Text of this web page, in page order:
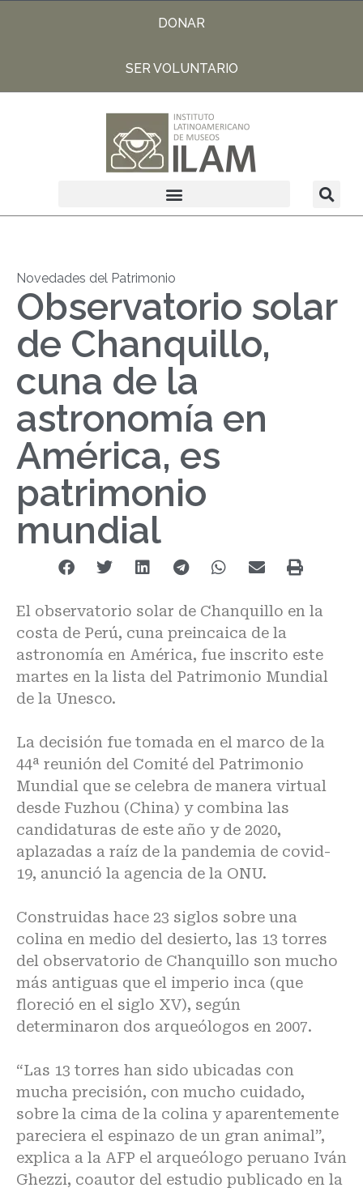
DONAR
SER VOLUNTARIO
Novedades del Patrimonio
Observatorio solar
de Chanquillo,
cuna de la
astronomía en
América, es
patrimonio
mundial
El observatorio solar de Chanquillo en la
costa de Perú, cuna preincaica de la
astronomía en América, fue inscrito este
martes en la lista del Patrimonio Mundial
de la Unesco.
La decisión fue tomada en el marco de la
44ª reunión del Comité del Patrimonio
Mundial que se celebra de manera virtual
desde Fuzhou (China) y combina las
candidaturas de este año y de 2020,
aplazadas a raíz de la pandemia de covid-
19, anunció la agencia de la ONU.
Construidas hace 23 siglos sobre una
colina en medio del desierto, las 13 torres
del observatorio de Chanquillo son mucho
más antiguas que el imperio inca (que
floreció en el siglo XV), según
determinaron dos arqueólogos en 2007.
“Las 13 torres han sido ubicadas con
mucha precisión, con mucho cuidado,
sobre la cima de la colina y aparentemente
pareciera el espinazo de un gran animal”,
explica a la AFP el arqueólogo peruano Iván
Ghezzi, coautor del estudio publicado en la